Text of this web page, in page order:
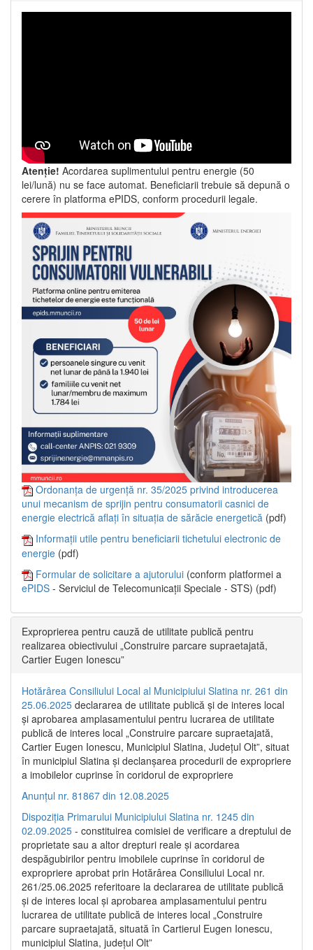
Atenție! Acordarea suplimentului pentru energie (50
lei/lună) nu se face automat. Beneficiarii trebuie să depună o
cerere în platforma ePIDS, conform procedurii legale.
Ordonanța de urgență nr. 35/2025 privind introducerea
unui mecanism de sprijin pentru consumatorii casnici de
energie electrică aflați în situația de sărăcie energetică (pdf)
Informații utile pentru beneficiarii tichetului electronic de
energie (pdf)
Formular de solicitare a ajutorului (conform platformei a
ePIDS - Serviciul de Telecomunicații Speciale - STS) (pdf)
Exproprierea pentru cauză de utilitate publică pentru
realizarea obiectivului „Construire parcare supraetajată,
Cartier Eugen Ionescu”
Hotărârea Consiliului Local al Municipiului Slatina nr. 261 din
25.06.2025 declararea de utilitate publică și de interes local
și aprobarea amplasamentului pentru lucrarea de utilitate
publică de interes local „Construire parcare supraetajată,
Cartier Eugen Ionescu, Municipiul Slatina, Județul Olt”, situat
în municipiul Slatina și declanșarea procedurii de expropriere
a imobilelor cuprinse în coridorul de expropriere
Anunțul nr. 81867 din 12.08.2025
Dispoziția Primarului Municipiului Slatina nr. 1245 din
02.09.2025 - constituirea comisiei de verificare a dreptului de
proprietate sau a altor drepturi reale și acordarea
despăgubirilor pentru imobilele cuprinse în coridorul de
expropriere aprobat prin Hotărârea Consiliului Local nr.
261/25.06.2025 referitoare la declararea de utilitate publică
și de interes local și aprobarea amplasamentului pentru
lucrarea de utilitate publică de interes local „Construire
parcare supraetajată, situată în Cartierul Eugen Ionescu,
municipiul Slatina, județul Olt”